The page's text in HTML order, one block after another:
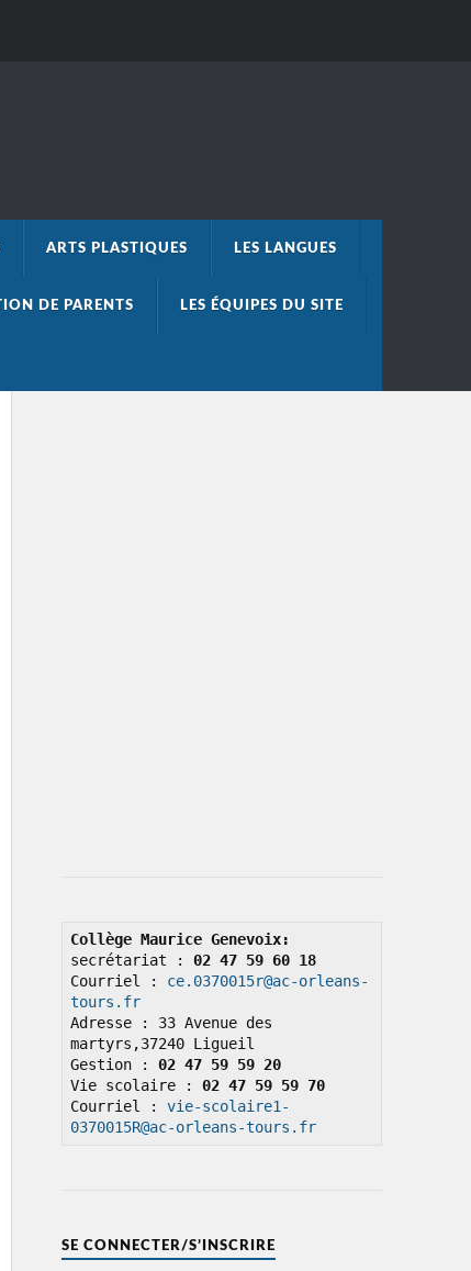
ARTS PLASTIQUES LES LANGUES
DE PARENTS LES ÉQUIPES DU SITE
Collège Maurice Genevoix:
secrétariat : 02 47 59 60 18
Courriel : ce.0370015r@ac-orleans-
tours.fr
Adresse : 33 Avenue des
martyrs,37240 Ligueil
Gestion : 02 47 59 59 20
Vie scolaire : 02 47 59 59 70
Courriel : vie-scolaire1-
0370015R@ac-orleans-tours.fr
SE CONNECTER/S’INSCRIRE